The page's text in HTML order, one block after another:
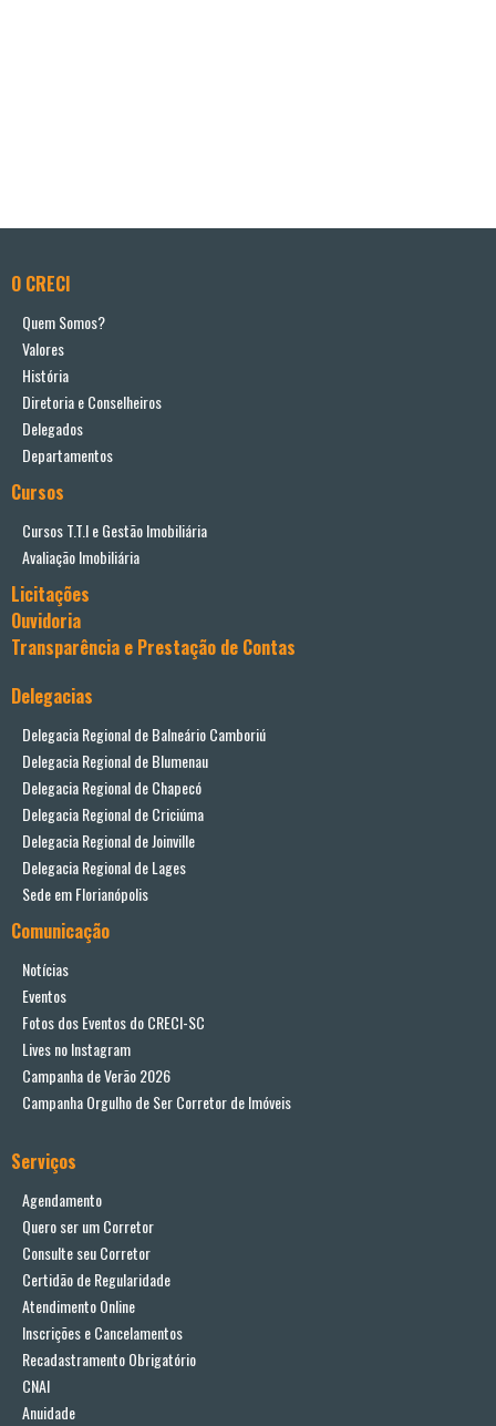
O CRECI
Quem Somos?
Valores
História
Diretoria e Conselheiros
Delegados
Departamentos
Cursos
Cursos T.T.I e Gestão Imobiliária
Avaliação Imobiliária
Licitações
Ouvidoria
Transparência e Prestação de Contas
Delegacias
Delegacia Regional de Balneário Camboriú
Delegacia Regional de Blumenau
Delegacia Regional de Chapecó
Delegacia Regional de Criciúma
Delegacia Regional de Joinville
Delegacia Regional de Lages
Sede em Florianópolis
Comunicação
Notícias
Eventos
Fotos dos Eventos do CRECI-SC
Lives no Instagram
Campanha de Verão 2026
Campanha Orgulho de Ser Corretor de Imóveis
Serviços
Agendamento
Quero ser um Corretor
Consulte seu Corretor
Certidão de Regularidade
Atendimento Online
Inscrições e Cancelamentos
Recadastramento Obrigatório
CNAI
Anuidade